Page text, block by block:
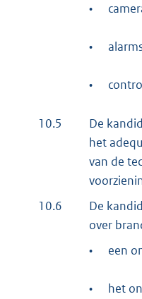
•
•
•
10.5
De
het
van de
10.6
De
over
•
een
•
het